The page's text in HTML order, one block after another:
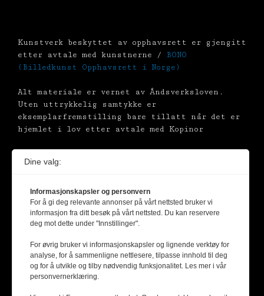
Kunstverk beskyttet av opphavsrett er gjengitt
etter avtale med kunstnerne / BONO
(Billedkunst Opphavsrett i Norge)
Alt materiale er vernet av Åndsverksloven.
Uten uttrykkelig samtykke er
eksemplarfremstilling bare tillatt når det er
hjemlet i lov etter avtale med Kopinor
Dine valg:
Informasjonskapsler og personvern
For å gi deg relevante annonser på vårt nettsted bruker vi
informasjon fra ditt besøk på vårt nettsted. Du kan reservere
deg mot dette under "Innstillinger".
For øvrig bruker vi informasjonskapsler og lignende verktøy for
analyse, for å sammenligne nettlesere, tilpasse innhold til deg
og for å utvikle og tilby nødvendig funksjonalitet. Les mer i vår
personvernerklæring.